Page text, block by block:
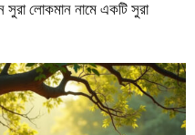
লোকমান নামে একটি সুরা